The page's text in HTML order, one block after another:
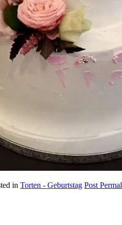
in Torten - Geburtstag Post